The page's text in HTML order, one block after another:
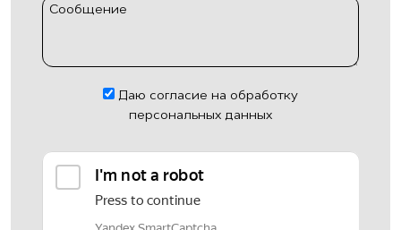
Сообщение
Даю согласие на обработку
персональных данных